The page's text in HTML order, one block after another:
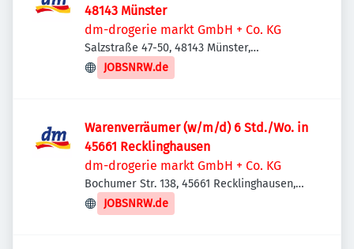
48143 Münster
dm-drogerie markt GmbH + Co. KG
Salzstraße 47-50, 48143 Münster,
Deutschland
JOBSNRW.de
Warenverräumer (w/m/d) 6 Std./Wo. in
45661 Recklinghausen
dm-drogerie markt GmbH + Co. KG
Bochumer Str. 138, 45661 Recklinghausen,
Deutschland
JOBSNRW.de